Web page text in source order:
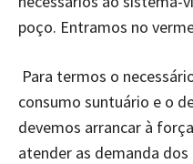
poço. Entramos no
Para termos o
consumo suntuário e o
devemos arrancar à
atender as demanda